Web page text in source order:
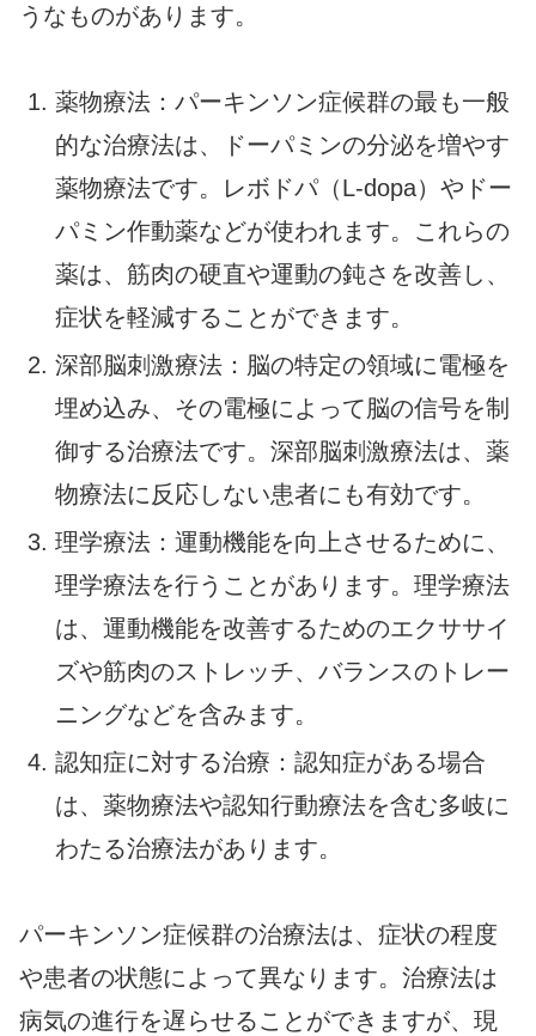
うなものがあります。
薬物療法：パーキンソン症候群の最も一般
的な治療法は、ドーパミンの分泌を増やす
薬物療法です。レボドパ（L-dopa）やドー
パミン作動薬などが使われます。これらの
薬は、筋肉の硬直や運動の鈍さを改善し、
症状を軽減することができます。
深部脳刺激療法：脳の特定の領域に電極を
埋め込み、その電極によって脳の信号を制
御する治療法です。深部脳刺激療法は、薬
物療法に反応しない患者にも有効です。
理学療法：運動機能を向上させるために、
理学療法を行うことがあります。理学療法
は、運動機能を改善するためのエクササイ
ズや筋肉のストレッチ、バランスのトレー
ニングなどを含みます。
認知症に対する治療：認知症がある場合
は、薬物療法や認知行動療法を含む多岐に
わたる治療法があります。
パーキンソン症候群の治療法は、症状の程度
や患者の状態によって異なります。治療法は
病気の進行を遅らせることができますが、現